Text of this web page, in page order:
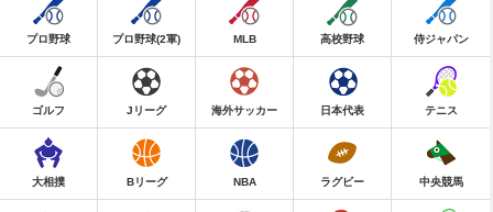
プロ野球 プロ野球(2軍) MLB 高校野球 侍ジャパン
ゴルフ Jリーグ 海外サッカー 日本代表 テニス
大相撲 Bリーグ NBA ラグビー 中央競馬